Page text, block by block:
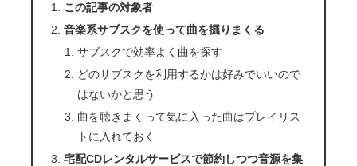
この記事の対象者
音楽系サブスクを使って曲を掘りまくる
サブスクで効率よく曲を探す
どのサブスクを利用するかは好みでいいので
はないかと思う
曲を聴きまくって気に入った曲はプレイリス
トに入れておく
宅配CDレンタルサービスで節約しつつ音源を集